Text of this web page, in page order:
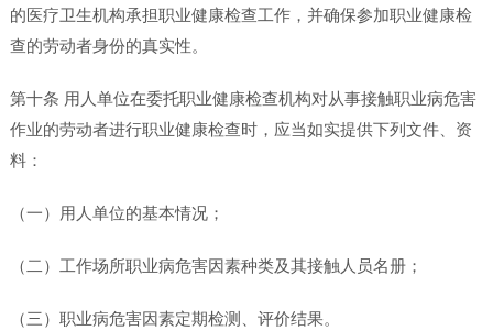
的医疗卫生机构承担职业健康检查工作，并确保参加职业健康检
查的劳动者身份的真实性。
第十条 用人单位在委托职业健康检查机构对从事接触职业病危害
作业的劳动者进行职业健康检查时，应当如实提供下列文件、资
料：
（一）用人单位的基本情况；
（二）工作场所职业病危害因素种类及其接触人员名册；
（三）职业病危害因素定期检测、评价结果。